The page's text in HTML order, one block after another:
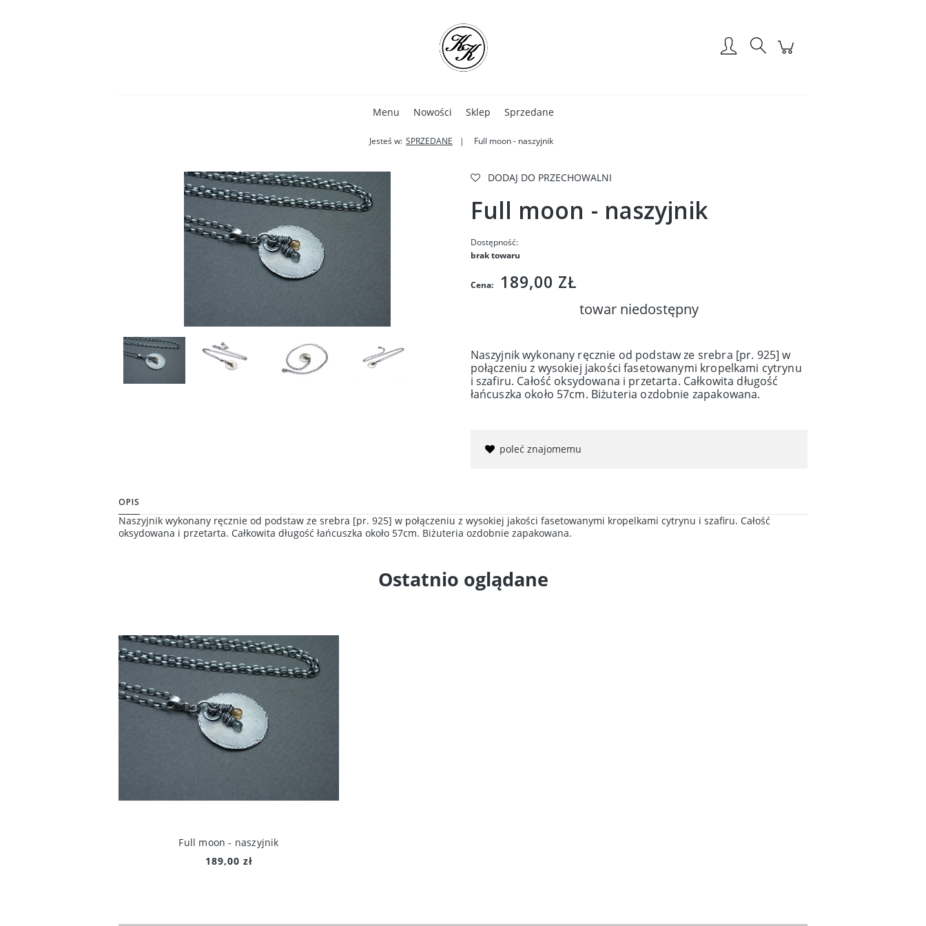
Menu Nowości Sklep Sprzedane
Jesteś w: SPRZEDANE Full moon - naszyjnik
DODAJ DO PRZECHOWALNI
Full moon - naszyjnik
Dostępność:
brak towaru
Cena: 189,00 ZŁ
towar niedostępny
Naszyjnik wykonany ręcznie od podstaw ze srebra [pr. 925] w
połączeniu z wysokiej jakości fasetowanymi kropelkami cytrynu
i szafiru. Całość oksydowana i przetarta. Całkowita długość
łańcuszka około 57cm. Biżuteria ozdobnie zapakowana.
poleć znajomemu
OPIS
Naszyjnik wykonany ręcznie od podstaw ze srebra [pr. 925] w połączeniu z wysokiej jakości fasetowanymi kropelkami cytrynu i szafiru. Całość
oksydowana i przetarta. Całkowita długość łańcuszka około 57cm. Biżuteria ozdobnie zapakowana.
Ostatnio oglądane
Full moon - naszyjnik
189,00 zł